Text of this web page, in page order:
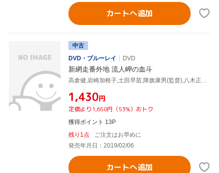
カートへ追加
中古
DVD・ブルーレイ
DVD
新網走番外地 流人岬の血斗
¥1,430円
定価より1,650円（53%）おトク
獲得ポイント 13P
残り1点
ご注文はお早めに
発売年月日：2019/02/06
カートへ追加